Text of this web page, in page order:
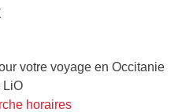
votre voyage en Occitanie
LiO
horaires